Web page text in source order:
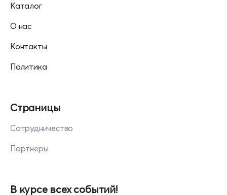
Каталог
О нас
Контакты
Политика
Страницы
Сотрудничество
Партнеры
В курсе всех событий!